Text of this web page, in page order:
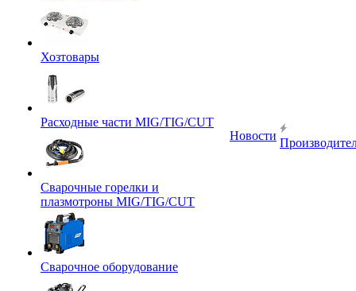
Хозтовары
Расходные части MIG/TIG/CUT
Сварочные горелки и
плазмотроны MIG/TIG/CUT
Сварочное оборудование
Новости